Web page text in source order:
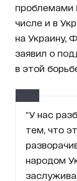
проблемами
числе и в
на Украину,
заявил о
в этой
"У нас
тем, что
народом